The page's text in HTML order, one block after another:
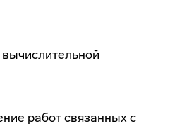
работ связанных с